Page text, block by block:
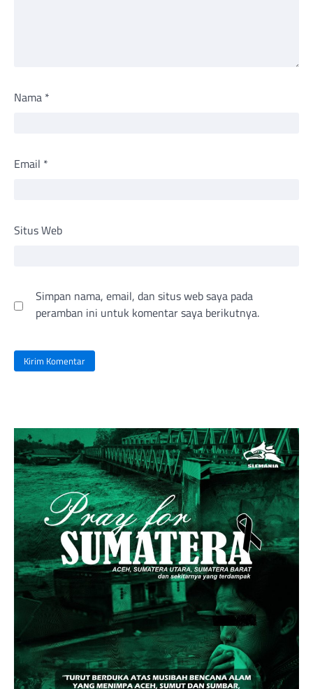
Nama *
Email *
Situs Web
Simpan nama, email, dan situs web saya pada
peramban ini untuk komentar saya berikutnya.